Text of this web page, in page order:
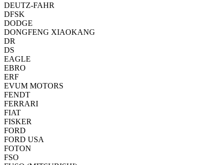
DEUTZ-FAHR
DFSK
DODGE
DONGFENG XIAOKANG
DR
DS
EAGLE
EBRO
ERF
EVUM MOTORS
FENDT
FERRARI
FIAT
FISKER
FORD
FORD USA
FOTON
FSO